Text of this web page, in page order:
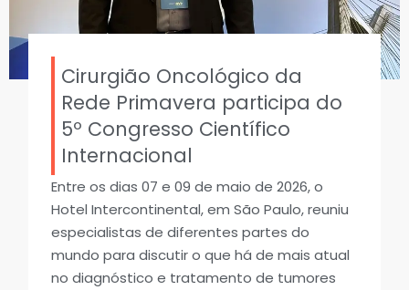
Cirurgião Oncológico da
Rede Primavera participa do
5º Congresso Científico
Internacional
Entre os dias 07 e 09 de maio de 2026, o
Hotel Intercontinental, em São Paulo, reuniu
especialistas de diferentes partes do
mundo para discutir o que há de mais atual
no diagnóstico e tratamento de tumores